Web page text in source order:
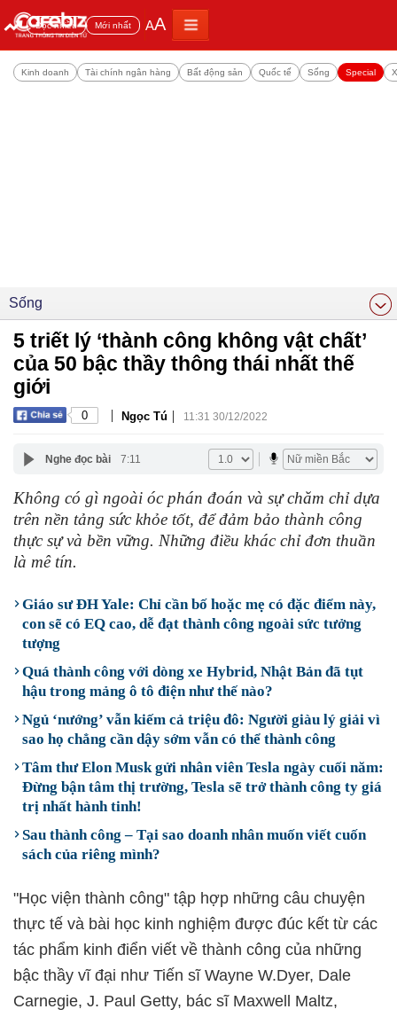
Đọc nhiều Mới nhất AA
Kinh doanh Tài chính ngân hàng Bất động sản Quốc tế Sống Special
Sống
5 triết lý ‘thành công không vật chất’
của 50 bậc thầy thông thái nhất thế
giới
0 | Ngọc Tú | 11:31 30/12/2022
Nghe đọc bài 7:11
Không có gì ngoài óc phán đoán và sự chăm chỉ dựa
trên nền tảng sức khỏe tốt, để đảm bảo thành công
thực sự và bền vững. Những điều khác chỉ đơn thuần
là mê tín.
Giáo sư ĐH Yale: Chỉ cần bố hoặc mẹ có đặc điểm này,
con sẽ có EQ cao, dễ đạt thành công ngoài sức tưởng
tượng
Quá thành công với dòng xe Hybrid, Nhật Bản đã tụt
hậu trong mảng ô tô điện như thế nào?
Ngủ ‘nướng’ vẫn kiếm cả triệu đô: Người giàu lý giải vì
sao họ chẳng cần dậy sớm vẫn có thể thành công
Tâm thư Elon Musk gửi nhân viên Tesla ngày cuối năm:
Đừng bận tâm thị trường, Tesla sẽ trở thành công ty giá
trị nhất hành tinh!
Sau thành công – Tại sao doanh nhân muốn viết cuốn
sách của riêng mình?
"Học viện thành công" tập hợp những câu chuyện
thực tế và bài học kinh nghiệm được đúc kết từ các
tác phẩm kinh điển viết về thành công của những
bậc thầy vĩ đại như Tiến sĩ Wayne W.Dyer, Dale
Carnegie, J. Paul Getty, bác sĩ Maxwell Maltz,